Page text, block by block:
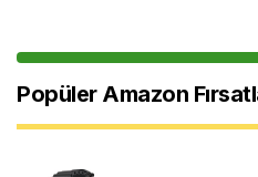
Popüler Amazon